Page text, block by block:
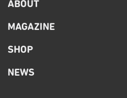
ABOUT
MAGAZINE
SHOP
NEWS